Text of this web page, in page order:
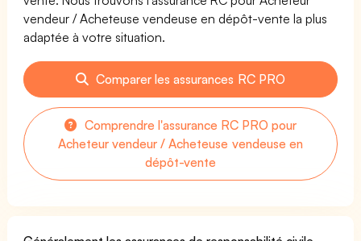
vendeur / Acheteuse vendeuse en dépôt-vente la plus
adaptée à votre situation.
Comparer les assurances RC PRO
Comprendre l'assurance RC PRO pour
Acheteur vendeur / Acheteuse vendeuse en
dépôt-vente